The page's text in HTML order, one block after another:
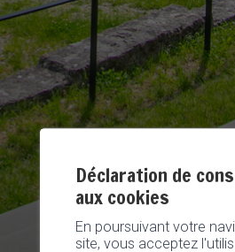
Déclaration de
aux cookies
En poursuivant votre
site, vous acceptez